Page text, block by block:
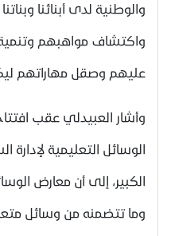
والوطنية لدى أبنائنا
واكتشاف مواهبهم
عليهم وصقل مهاراتهم
وأشار العبيدلي عقب
الوسائل التعليمية لإدارة
الكبير، إلى أن معارض
وما تتضمنه من وسائل